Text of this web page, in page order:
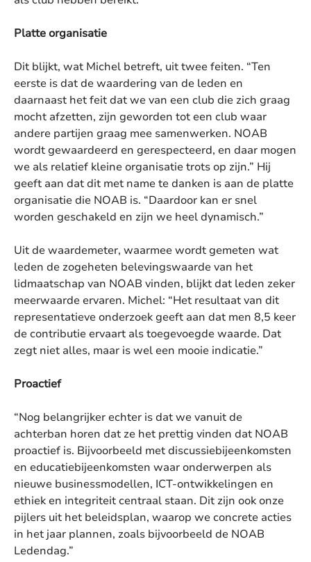
Platte organisatie
Dit blijkt, wat Michel betreft, uit twee feiten. “Ten
eerste is dat de waardering van de leden en
daarnaast het feit dat we van een club die zich graag
mocht afzetten, zijn geworden tot een club waar
andere partijen graag mee samenwerken. NOAB
wordt gewaardeerd en gerespecteerd, en daar mogen
we als relatief kleine organisatie trots op zijn.” Hij
geeft aan dat dit met name te danken is aan de platte
organisatie die NOAB is. “Daardoor kan er snel
worden geschakeld en zijn we heel dynamisch.”
Uit de waardemeter, waarmee wordt gemeten wat
leden de zogeheten belevingswaarde van het
lidmaatschap van NOAB vinden, blijkt dat leden zeker
meerwaarde ervaren. Michel: “Het resultaat van dit
representatieve onderzoek geeft aan dat men 8,5 keer
de contributie ervaart als toegevoegde waarde. Dat
zegt niet alles, maar is wel een mooie indicatie.”
Proactief
“Nog belangrijker echter is dat we vanuit de
achterban horen dat ze het prettig vinden dat NOAB
proactief is. Bijvoorbeeld met discussiebijeenkomsten
en educatiebijeenkomsten waar onderwerpen als
nieuwe businessmodellen, ICT-ontwikkelingen en
ethiek en integriteit centraal staan. Dit zijn ook onze
pijlers uit het beleidsplan, waarop we concrete acties
in het jaar plannen, zoals bijvoorbeeld de NOAB
Ledendag.”